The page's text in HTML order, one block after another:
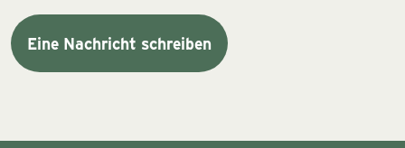
Eine Nachricht schreiben